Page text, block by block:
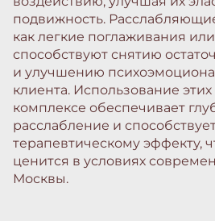
подвижность.
как легкие поглаживания
способствуют снятию
и улучшению
клиента. Использование
комплексе обеспечивает
расслабление и
терапевтическому эффекту,
ценится в условиях
Москвы.